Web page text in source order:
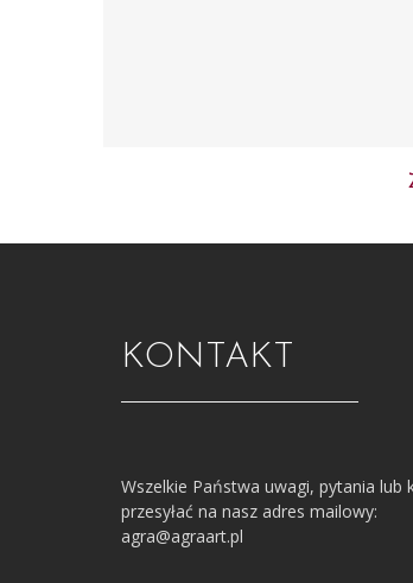
KONTAKT
Wszelkie Państwa uwagi, pytania lub
przesyłać na nasz adres mailowy:
agra@agraart.pl